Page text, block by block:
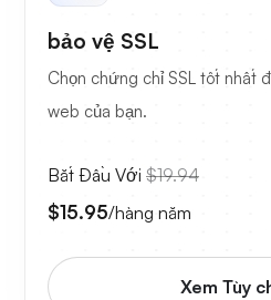
bảo vệ SSL
Chọn chứng chỉ SSL tốt nhất
web của bạn.
Bắt Đầu Với $19.94
$15.95/hàng năm
Xem Tùy